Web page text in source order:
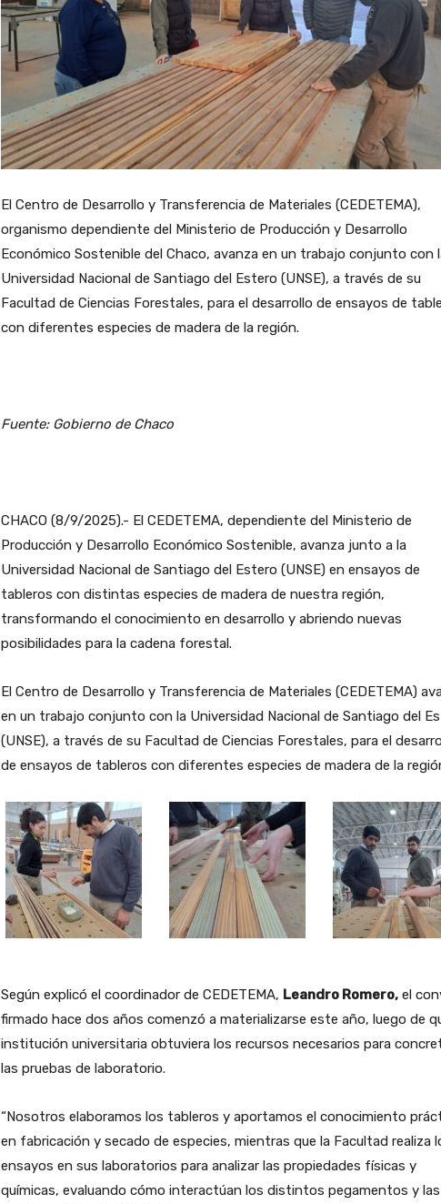
El Centro de Desarrollo y Transferencia de Materiales (CEDETEMA),
organismo dependiente del Ministerio de Producción y Desarrollo
Económico Sostenible del Chaco, avanza en un trabajo conjunto con
Universidad Nacional de Santiago del Estero (UNSE), a través de su
Facultad de Ciencias Forestales, para el desarrollo de ensayos de
con diferentes especies de madera de la región.
Fuente: Gobierno de Chaco
CHACO (8/9/2025).- El CEDETEMA, dependiente del Ministerio de
Producción y Desarrollo Económico Sostenible, avanza junto a la
Universidad Nacional de Santiago del Estero (UNSE) en ensayos de
tableros con distintas especies de madera de nuestra región,
transformando el conocimiento en desarrollo y abriendo nuevas
posibilidades para la cadena forestal.
El Centro de Desarrollo y Transferencia de Materiales (CEDETEMA)
en un trabajo conjunto con la Universidad Nacional de Santiago del
(UNSE), a través de su Facultad de Ciencias Forestales, para el
de ensayos de tableros con diferentes especies de madera de la
Según explicó el coordinador de CEDETEMA, Leandro Romero,el
firmado hace dos años comenzó a materializarse este año, luego de
institución universitaria obtuviera los recursos necesarios para
las pruebas de laboratorio.
“Nosotros elaboramos los tableros y aportamos el conocimiento
en fabricación y secado de especies, mientras que la Facultad realiza
ensayos en sus laboratorios para analizar las propiedades físicas y
químicas, evaluando cómo interactúan los distintos pegamentos y las